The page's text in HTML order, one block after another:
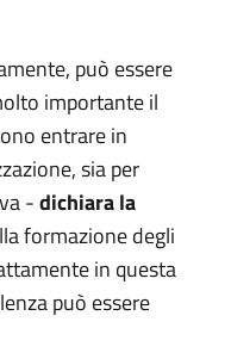
può essere
importante il
entrare in
sia per
-dichiara la
formazione degli
in questa
può essere